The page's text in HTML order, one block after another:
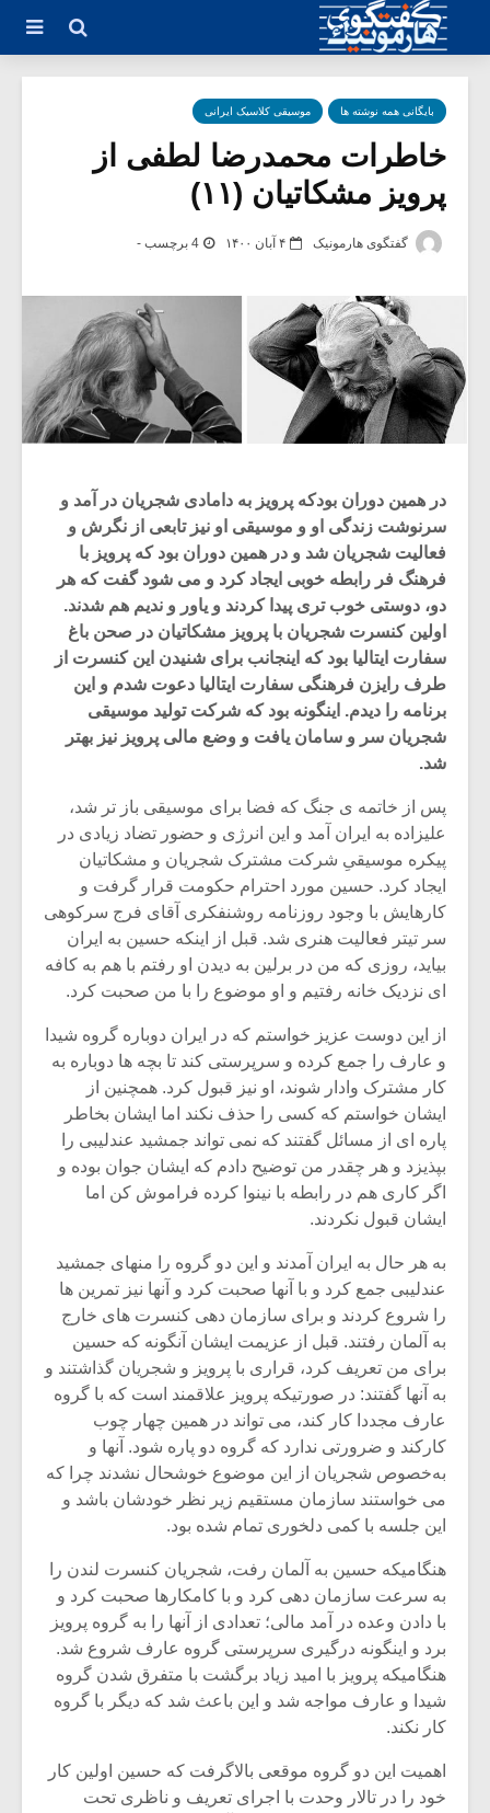
بایگانی همه نوشته ها موسیقی کلاسیک ایرانی
خاطرات محمدرضا لطفی از
پرویز مشکاتیان (۱۱)
گفتگوی هارمونیک ۴ آبان ۱۴۰۰ 4 برچسب -
در همین دوران بودکه پرویز به دامادی شجریان در آمد و
سرنوشت زندگی او و موسیقی او نیز تابعی از نگرش و
فعالیت شجریان شد و در همین دوران بود که پرویز با
فرهنگ فر رابطه خوبی ایجاد کرد و می شود گفت که هر
دو، دوستی خوب تری پیدا کردند و یاور و ندیم هم شدند.
اولین کنسرت شجریان با پرویز مشکاتیان در صحن باغ
سفارت ایتالیا بود که اینجانب برای شنیدن این کنسرت از
طرف رایزن فرهنگی سفارت ایتالیا دعوت شدم و این
برنامه را دیدم. اینگونه بود که شرکت تولید موسیقی
شجریان سر و سامان یافت و وضع مالی پرویز نیز بهتر
شد.
پس از خاتمه ی جنگ که فضا برای موسیقی باز تر شد،
علیزاده به ایران آمد و این انرژی و حضور تضاد زیادی در
پیکره موسیقیِ شرکت مشترک شجریان و مشکاتیان
ایجاد کرد. حسین مورد احترام حکومت قرار گرفت و
کارهایش با وجود روزنامه روشنفکری آقای فرج سرکوهی
سر تیتر فعالیت هنری شد. قبل از اینکه حسین به ایران
بیاید، روزی که من در برلین به دیدن او رفتم با هم به کافه
ای نزدیک خانه رفتیم و او موضوع را با من صحبت کرد.
از این دوست عزیز خواستم که در ایران دوباره گروه شیدا
و عارف را جمع کرده و سرپرستی کند تا بچه ها دوباره به
کار مشترک وادار شوند، او نیز قبول کرد. همچنین از
ایشان خواستم که کسی را حذف نکند اما ایشان بخاطر
پاره ای از مسائل گفتند که نمی تواند جمشید عندلیبی را
بپذیزد و هر چقدر من توضیح دادم که ایشان جوان بوده و
اگر کاری هم در رابطه با نینوا کرده فراموش کن اما
ایشان قبول نکردند.
به هر حال به ایران آمدند و این دو گروه را منهای جمشید
عندلیبی جمع کرد و با آنها صحبت کرد و آنها نیز تمرین ها
را شروع کردند و برای سازمان دهی کنسرت های خارج
به آلمان رفتند. قبل از عزیمت ایشان آنگونه که حسین
برای من تعریف کرد، قراری با پرویز و شجریان گذاشتند و
به آنها گفتند: در صورتیکه پرویز علاقمند است که با گروه
عارف مجددا کار کند، می تواند در همین چهار چوب
کارکند و ضرورتی ندارد که گروه دو پاره شود. آنها و
به‌خصوص شجریان از این موضوع خوشحال نشدند چرا که
می خواستند سازمان مستقیم زیر نظر خودشان باشد و
این جلسه با کمی دلخوری تمام شده بود.
هنگامیکه حسین به آلمان رفت، شجریان کنسرت لندن را
به سرعت سازمان دهی کرد و با کامکارها صحبت کرد و
با دادن وعده در آمد مالی؛ تعدادی از آنها را به گروه پرویز
برد و اینگونه درگیری سرپرستی گروه عارف شروع شد.
هنگامیکه پرویز با امید زیاد برگشت با متفرق شدن گروه
شیدا و عارف مواجه شد و این باعث شد که دیگر با گروه
کار نکند.
اهمیت این دو گروه موقعی بالاگرفت که حسین اولین کار
خود را در تالار وحدت با اجرای تعریف و ناظری تحت
میکلوش روژا
یادداشتی بر موسیقی
متن فیلم «متری
شیش و نیم»
اگر نمی توانی
مشهورترین باشی،
بدنام ترین باش
موریس ژار
موسیقی
برگزار
موسیقی